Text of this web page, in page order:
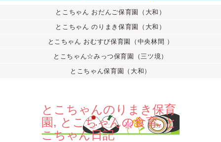
とこちゃん おだんご保育園（大和）
とこちゃん のりまき保育園（大和）
とこちゃん おむすび保育園（中央林間 ）
とこちゃん☆みっつ保育園（三ツ境）
とこちゃん保育園（大和）
とこちゃんのりまき保育
園 , とこちゃんの食育,と
こちゃん日記